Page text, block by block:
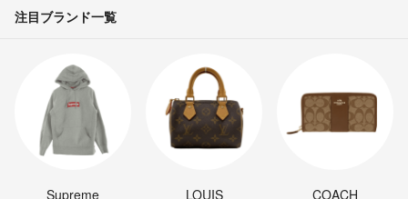
注目ブランド一覧
Supreme
LOUIS
COACH